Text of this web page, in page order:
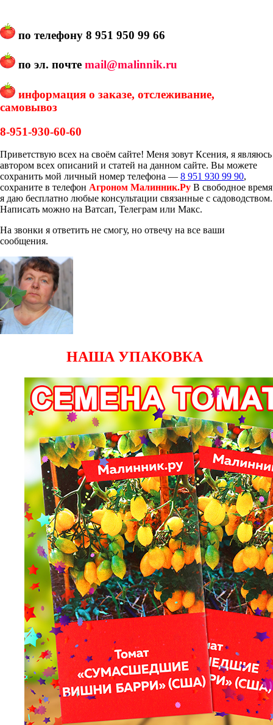
по телефону 8 951 950 99 66
по эл. почте mail@malinnik.ru
информация о заказе, отслеживание,
самовывоз
8-951-930-60-60
Приветствую всех на своём сайте! Меня зовут Ксения, я являюсь
автором всех описаний и статей на данном сайте. Вы можете
сохранить мой личный номер телефона — 8 951 930 99 90,
сохраните в телефон Агроном Малинник.Ру В свободное время
я даю бесплатно любые консультации связанные с садоводством.
Написать можно на Ватсап, Телеграм или Макс.
На звонки я ответить не смогу, но отвечу на все ваши
сообщения.
НАША УПАКОВКА